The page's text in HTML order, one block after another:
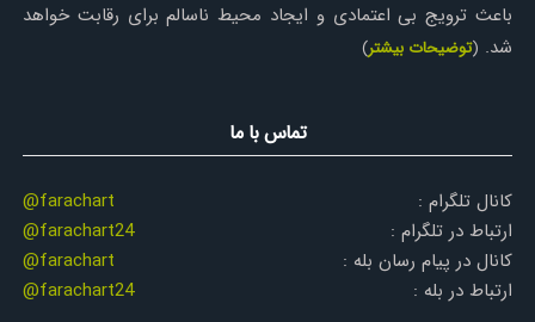
باعث ترویج بی اعتمادی و ایجاد محیط ناسالم برای رقابت خواهد
شد. (توضیحات بیشتر)
تماس با ما
کانال تلگرام :
@farachart
ارتباط در تلگرام :
@farachart24
کانال در پیام رسان بله :
@farachart
ارتباط در بله :
@farachart24